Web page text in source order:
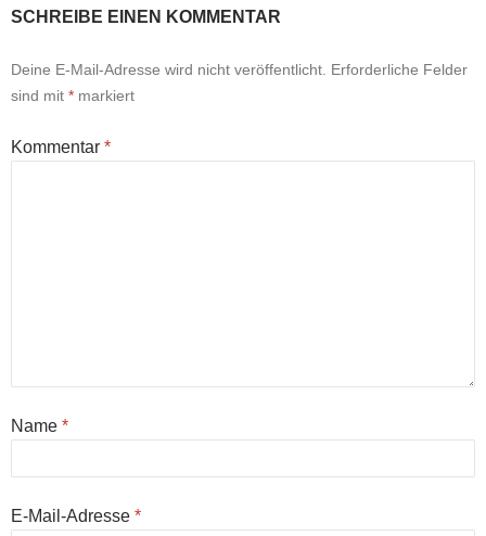
SCHREIBE EINEN KOMMENTAR
Deine E-Mail-Adresse wird nicht veröffentlicht. Erforderliche Felder
sind mit * markiert
Kommentar *
Name *
E-Mail-Adresse *